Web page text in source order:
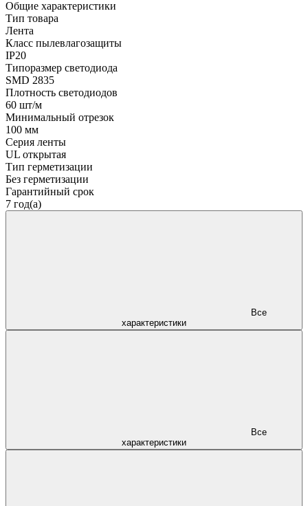
Общие характеристики
Тип товара
Лента
Класс пылевлагозащиты
IP20
Типоразмер светодиода
SMD 2835
Плотность светодиодов
60 шт/м
Минимальный отрезок
100 мм
Серия ленты
UL открытая
Тип герметизации
Без герметизации
Гарантийный срок
7 год(а)
характеристики
характеристики